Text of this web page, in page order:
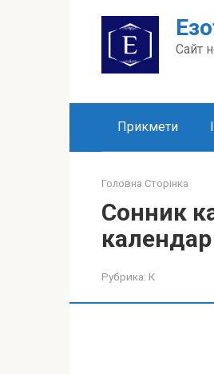
Сайт
Прикмети
Головна Сторінка
Сонник
календар
Рубрика: К